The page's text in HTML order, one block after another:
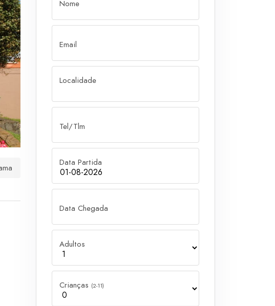
Nome
Email
Localidade
Tel/Tlm
Data Partida
Data Chegada
Adultos
Crianças (2-11)